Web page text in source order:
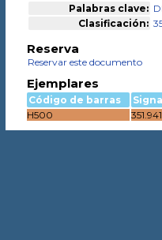
Palabras clave:
Clasificación:
Reserva
Reservar este documento
Ejemplares
Código de barras
H500